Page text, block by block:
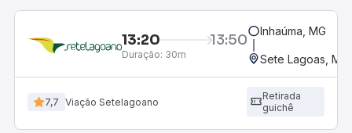
13:20 13:50
Duração: 30m
Inhaúma, MG
Sete Lagoas,
7,7 Viação Setelagoano
Retirada
guichê